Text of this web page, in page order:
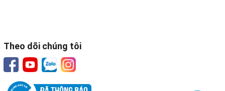
Theo dõi chúng tôi